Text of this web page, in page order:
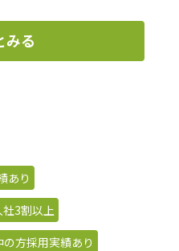
みる
あり
社3割以上
の方採用実績あり